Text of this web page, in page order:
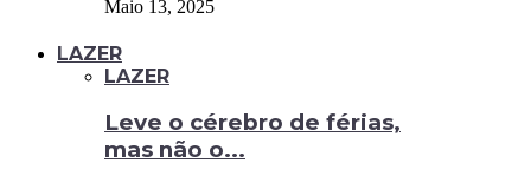
Maio 13, 2025
LAZER
LAZER
Leve o cérebro de férias,
mas não o...